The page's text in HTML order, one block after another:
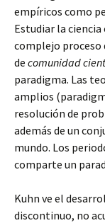
empíricos como
Estudiar la
complejo proceso
de comunidad
paradigma. Las
amplios
resolución de
además de un
mundo. Los
comparte un
Kuhn ve el
discontinuo, no